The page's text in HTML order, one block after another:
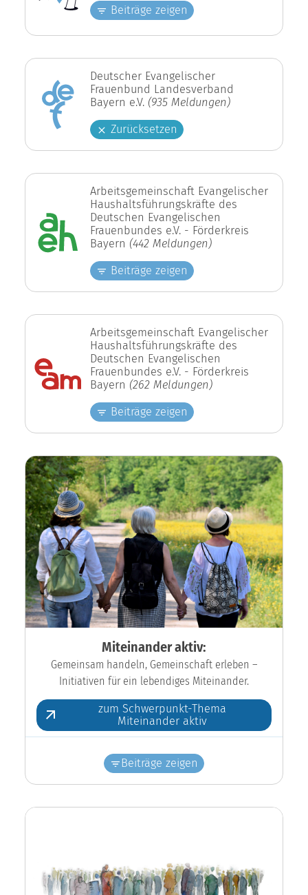
Beiträge zeigen
Deutscher Evangelischer
Frauenbund Landesverband
Bayern e.V. (935 Meldungen)
Zurücksetzen
Arbeitsgemeinschaft Evangelischer
Haushaltsführungskräfte des
Deutschen Evangelischen
Frauenbundes e.V. - Förderkreis
Bayern (442 Meldungen)
Beiträge zeigen
Arbeitsgemeinschaft Evangelischer
Haushaltsführungskräfte des
Deutschen Evangelischen
Frauenbundes e.V. - Förderkreis
Bayern (262 Meldungen)
Beiträge zeigen
Miteinander aktiv:
Gemeinsam handeln, Gemeinschaft erleben –
Initiativen für ein lebendiges Miteinander.
zum Schwerpunkt-Thema
Miteinander aktiv
Beiträge zeigen